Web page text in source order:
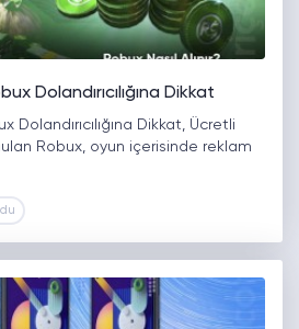
Dolandırıcılığına Dikkat
Dolandırıcılığına Dikkat, Ücretli
Robux, oyun içerisinde reklam